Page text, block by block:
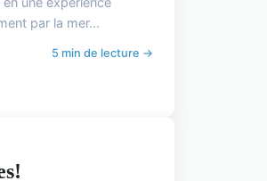
par la mer...
5 min de lecture →